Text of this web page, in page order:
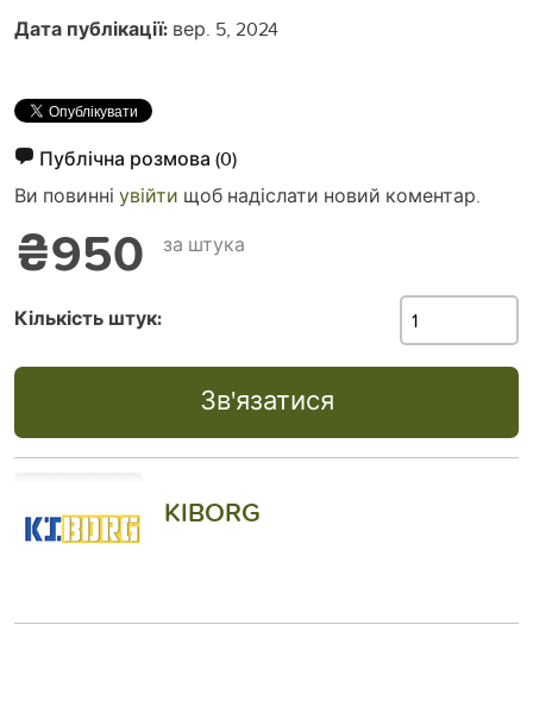
Дата публікації: вер. 5, 2024
Публічна розмова (0)
Ви повинні увійти щоб надіслати новий коментар.
₴950 за штука
Кількість штук:
Зв'язатися
KIBORG